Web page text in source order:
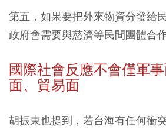
第五，如果要把外來物資分發給
政府會需要與慈濟等民間團體合
國際社會反應不會僅軍
面、貿易面
胡振東也提到，若台海有任何衝